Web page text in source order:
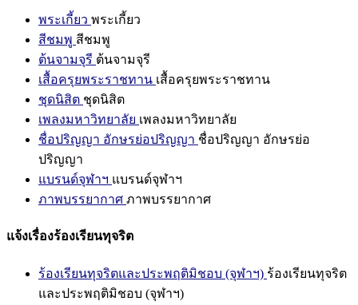
พระเกี้ยว พระเกี้ยว
สีชมพู สีชมพู
ต้นจามจุรี ต้นจามจุรี
เสื้อครุยพระราชทาน เสื้อครุยพระราชทาน
ชุดนิสิต ชุดนิสิต
เพลงมหาวิทยาลัย เพลงมหาวิทยาลัย
ชื่อปริญญา อักษรย่อปริญญา ชื่อปริญญา อักษรย่อ
ปริญญา
แบรนด์จุฬาฯ แบรนด์จุฬาฯ
ภาพบรรยากาศ ภาพบรรยากาศ
แจ้งเรื่องร้องเรียนทุจริต
ร้องเรียนทุจริตและประพฤติมิชอบ (จุฬาฯ) ร้องเรียนทุจริต
และประพฤติมิชอบ (จุฬาฯ)